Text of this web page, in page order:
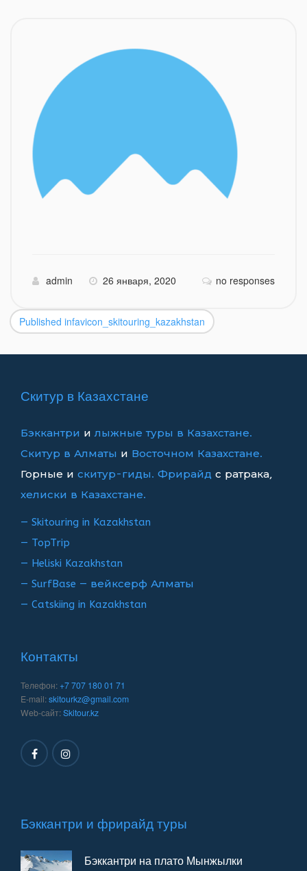
admin 26 января, 2020 no responses
Навигация
по
Published infavicon_skitouring_kazakhstan
Скитур в Казахстане
Бэккантри илыжные туры в Казахстане.
Скитур в Алматы и Восточном Казахстане.
Горные и скитур-гиды. Фрирайд с ратрака,
хелиски в Казахстане.
— Skitouring in Kazakhstan
— TopTrip
— Heliski Kazakhstan
— SurfBase — вейксерф Алматы
— Catskiing in Kazakhstan
Контакты
Телефон:+7 707 180 01 71
E-mail:skitourkz@gmail.com
Web-сайт:Skitour.kz
Бэккантри и фрирайд туры
Бэккантри на плато Мынжылки